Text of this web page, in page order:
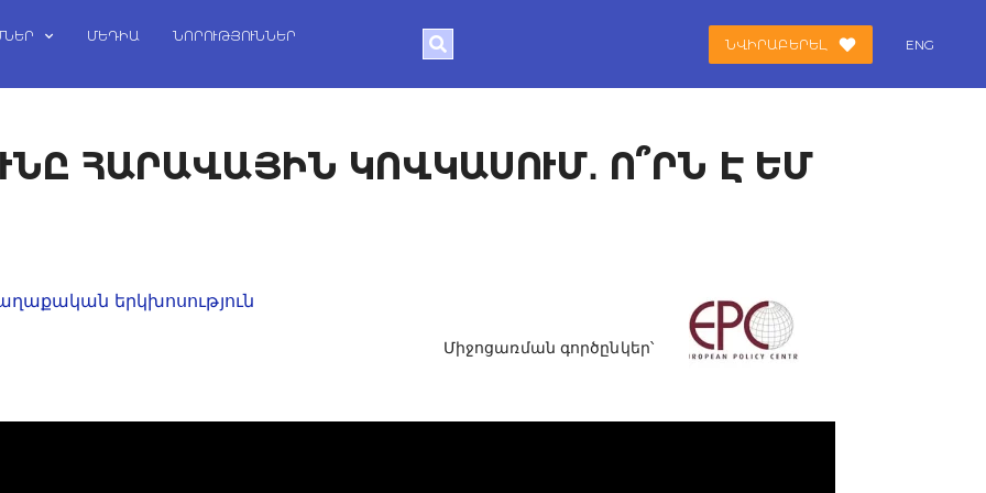
ՄԵԴԻԱ
ՆՈՐՈՒԹՅՈՒՆՆԵՐ
Search ՆՎԻՐԱԲԵՐԵԼ ENG
ՀԱՐԱՎԱՅԻՆ ԿՈՎԿԱՍՈՒՄ․ Ո՞ՐՆ Է ԵՄ
երկխոսություն
Միջոցառման գործընկեր՝